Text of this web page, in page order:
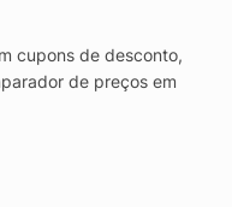
cupons de desconto,
de preços em